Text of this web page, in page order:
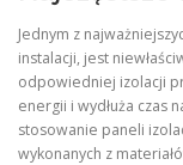
Jednym z
instalacji, jest
odpowiedniej izolacji
energii i wydłuża czas
stosowanie paneli
wykonanych z